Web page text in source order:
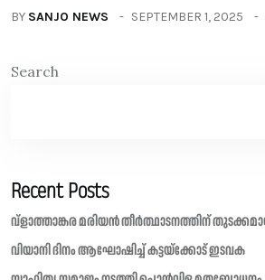
BY SANJO NEWS SEPTEMBER 1, 2025
Search
Recent Posts
വ്ളാത്താങ്കര മരിയൻ തീർത്ഥാടനത്തിന്
വിയാനി ദിനം ആഘോഷിച്ച് കട്ടയ്ക്കോട് ഇടവക